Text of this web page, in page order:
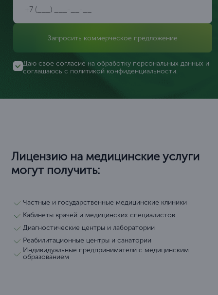
Запросить коммерческое предложение
Даю свое согласие на обработку персональных данных и
соглашаюсь с политикой конфиденциальности.
Лицензию на медицинские услуги
могут получить:
Частные и государственные медицинские клиники
Кабинеты врачей и медицинских специалистов
Диагностические центры и лаборатории
Реабилитационные центры и санатории
Индивидуальные предприниматели с медицинским
образованием